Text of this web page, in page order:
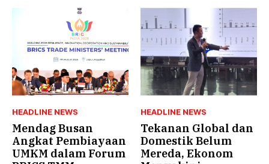
HEADLINE NEWS
Mendag Busan
Angkat Pembiayaan
UMKM dalam Forum
HEADLINE NEWS
Tekanan Global dan
Domestik Belum
Mereda, Ekonom